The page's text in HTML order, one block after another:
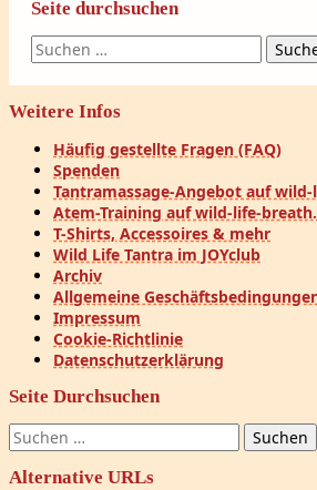
Seite durchsuchen
Suchen
nach:
Weitere Infos
Häufig gestellte Fragen (FAQ)
Spenden
Tantramassage-Angebot auf
Atem-Training auf wild-life-
T-Shirts, Accessoires & mehr
Wild Life Tantra im JOYclub
Archiv
Allgemeine
Impressum
Cookie-Richtlinie
Datenschutzerklärung
Seite Durchsuchen
Suchen
nach:
Alternative URLs